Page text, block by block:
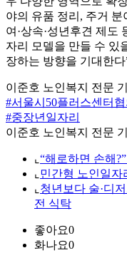
야의 유품 정리, 주거 분
여·상속·성년후견 제도
자리 모델을 만들 수 있
장하는 방향을 기대한다
이준호 노인복지 전문
#서울시50플러스센터협
#중장년일자리
이준호 노인복지 전문
⌞ “해로하면 손해
⌞ 민간형 노인일자
⌞ 청년보다 술·디
전 식탁
좋아요0
화나요0